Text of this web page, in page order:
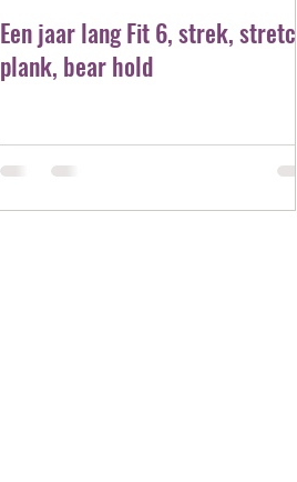
Een jaar lang Fit 6, strek, stretch,
plank, bear hold